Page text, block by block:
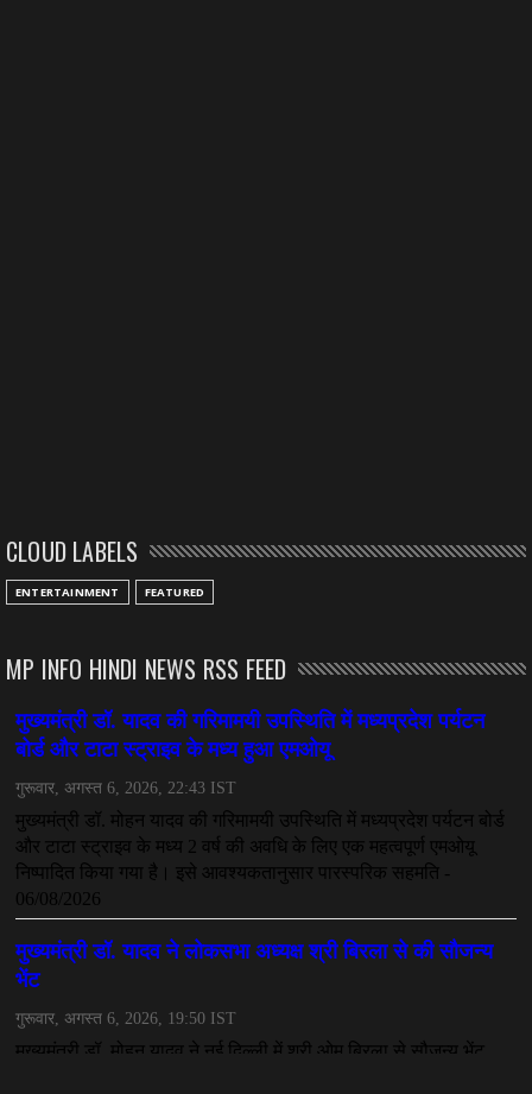
CLOUD LABELS
ENTERTAINMENT FEATURED
MP INFO HINDI NEWS RSS FEED